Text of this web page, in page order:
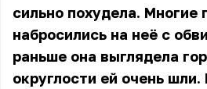
сильно похудела. Многие
набросились на неё с
раньше она выглядела
округлости ей очень